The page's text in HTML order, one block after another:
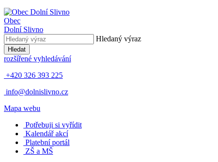
Obec
Dolní Slivno
Hledaný výraz
Hledat
rozšířené vyhledávání
+420 326 393 225
info@dolnislivno.cz
Mapa webu
Potřebuji si vyřídit
Kalendář akcí
Platební portál
ZŠ a MŠ